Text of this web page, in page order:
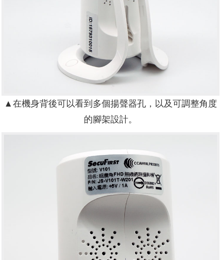
▲在機身背後可以看到多個揚聲器孔，以及可調整角度
的腳架設計。